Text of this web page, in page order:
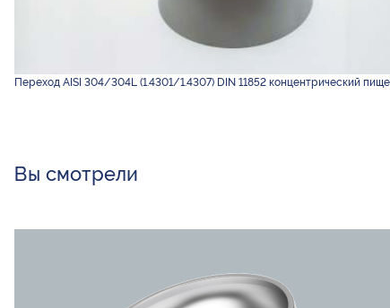
Переход AISI 304/304L (1.4301/1.4307) DIN 11852 концентрический
Вы смотрели